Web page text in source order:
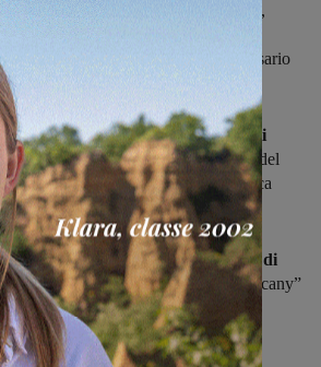
Valdarno Cinema sezione scuola,
mattinata dedicata alle scuole
del Valdarno per celebrare l’anniversario
al Cinema Masaccio con i saluti
rappresentatadal Presidente del
e dell’Assessore alla pubblica
che testimoniano la Guerra di
primo in visione sarà “Terror in Tuscany”
strage di San Pancrazio con le
dei superstiti. Il pluripremiato
e prodotto da Modo Media